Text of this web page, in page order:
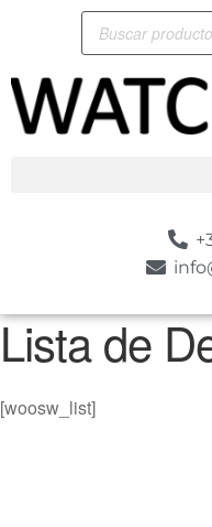
Lista de
[woosw_list]